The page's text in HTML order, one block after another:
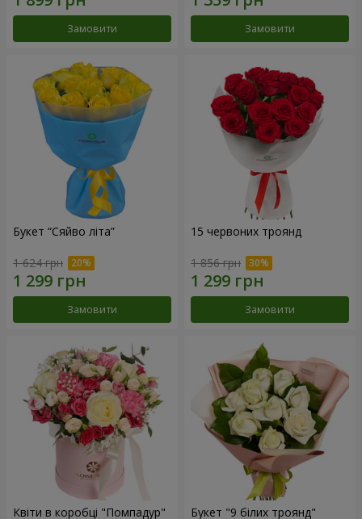
Замовити Замовити
Букет “Сяйво літа”
1 624 грн
Замовити
15 червоних троянд
1 856 грн
Замовити
Квіти в коробці "Помпадур" Букет "9 білих троянд"